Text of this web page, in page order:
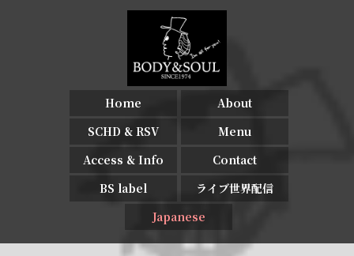
Home
About
SCHD & RSV
Menu
Access & Info
Contact
BS label
ライブ世界配信
Japanese